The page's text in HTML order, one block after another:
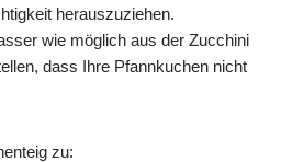
herauszuziehen.
wie möglich aus der Zucchini
dass Ihre Pfannkuchen nicht
zu: